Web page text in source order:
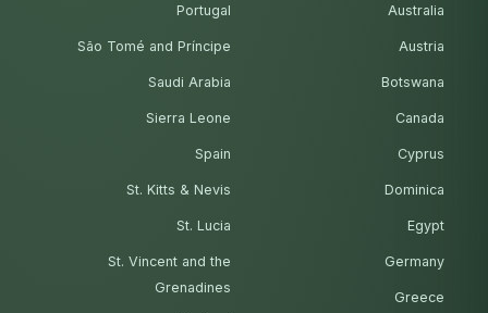
Australia
Austria
Botswana
Canada
Cyprus
Dominica
Egypt
Germany
Greece
Portugal
São Tomé and Príncipe
Saudi Arabia
Sierra Leone
Spain
St. Kitts & Nevis
St. Lucia
St. Vincent and the
Grenadines